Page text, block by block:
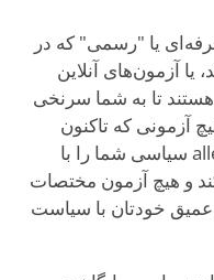
یا "رسمی" که در
آزمون‌های آنلاین
هستند تا به شما سرنخی
آزمونی که تاکنون
ابداع شده باشد نمی‌تواند allegiance سیاسی شما را با
و هیچ آزمون مختصات
خودتان با سیاست